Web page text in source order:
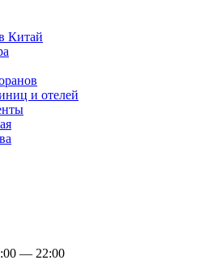
Китай
и отелей
— 22:00